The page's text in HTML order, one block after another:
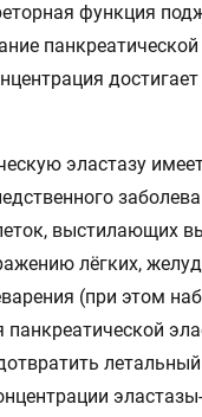
функция
эластазу
выстилающих
лёгких,
(при этом